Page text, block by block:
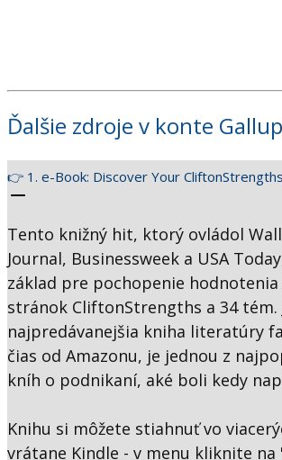
Ďalšie zdroje v konte
👉 1. e-Book: Discover Your
Tento knižný hit, ktorý ovládol
Journal, Businessweek a USA
základ pre pochopenie hodnotenia
stránok CliftonStrengths a 34 tém.
najpredávanejšia kniha literatúry
čias od Amazonu, je jednou z
kníh o podnikaní, aké boli kedy
Knihu si môžete stiahnuť vo
vrátane Kindle - v menu kliknite na